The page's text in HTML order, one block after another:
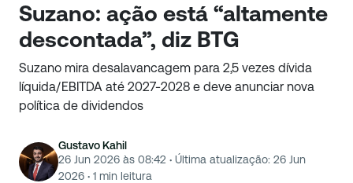
Suzano: ação está “altamente
descontada”, diz BTG
Suzano mira desalavancagem para 2,5 vezes dívida
líquida/EBITDA até 2027-2028 e deve anunciar nova
política de dividendos
Gustavo Kahil
26 Jun 2026 às 08:42 · Última atualização: 26 Jun
2026 · 1 min leitura